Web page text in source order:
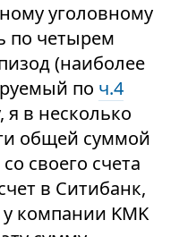
уголовному
по четырем
(наиболее
по ч.4
я в несколько
общей суммой
своего счета
в Ситибанк,
компании KMK